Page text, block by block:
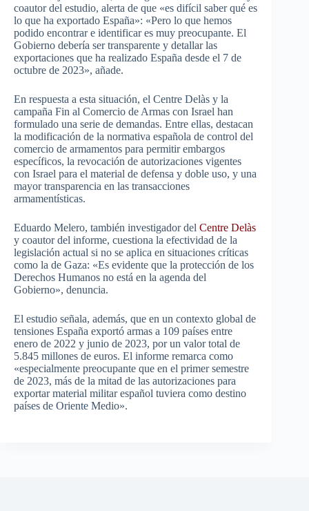
coautor del estudio, alerta de que «es difícil saber qué es
lo que ha exportado España»: «Pero lo que hemos
podido encontrar e identificar es muy preocupante. El
Gobierno debería ser transparente y detallar las
exportaciones que ha realizado España desde el 7 de
octubre de 2023», añade.
En respuesta a esta situación, el Centre Delàs y la
campaña Fin al Comercio de Armas con Israel han
formulado una serie de demandas. Entre ellas, destacan
la modificación de la normativa española de control del
comercio de armamentos para permitir embargos
específicos, la revocación de autorizaciones vigentes
con Israel para el material de defensa y doble uso, y una
mayor transparencia en las transacciones
armamentísticas.
Eduardo Melero, también investigador del Centre Delàs
y coautor del informe, cuestiona la efectividad de la
legislación actual si no se aplica en situaciones críticas
como la de Gaza: «Es evidente que la protección de los
Derechos Humanos no está en la agenda del
Gobierno», denuncia.
El estudio señala, además, que en un contexto global de
tensiones España exportó armas a 109 países entre
enero de 2022 y junio de 2023, por un valor total de
5.845 millones de euros. El informe remarca como
«especialmente preocupante que en el primer semestre
de 2023, más de la mitad de las autorizaciones para
exportar material militar español tuviera como destino
países de Oriente Medio».